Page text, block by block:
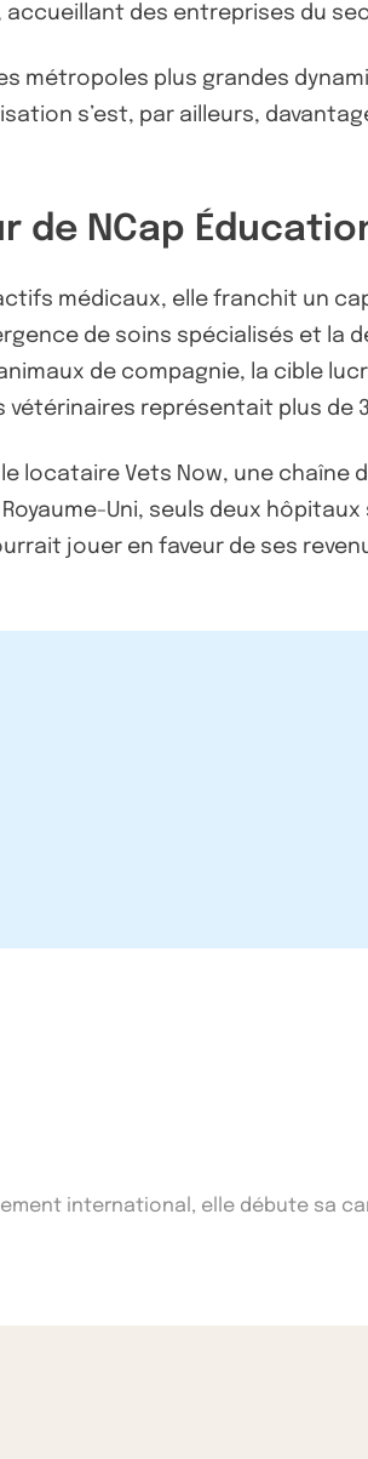
des entreprises du
métropoles plus grandes
s’est, par ailleurs,
de NCap
médicaux, elle franchit un
de soins spécialisés et
de compagnie, la cible
représentait plus de
locataire Vets Now, une chaîne
Uni, seuls deux
jouer en faveur de ses
international, elle débute sa